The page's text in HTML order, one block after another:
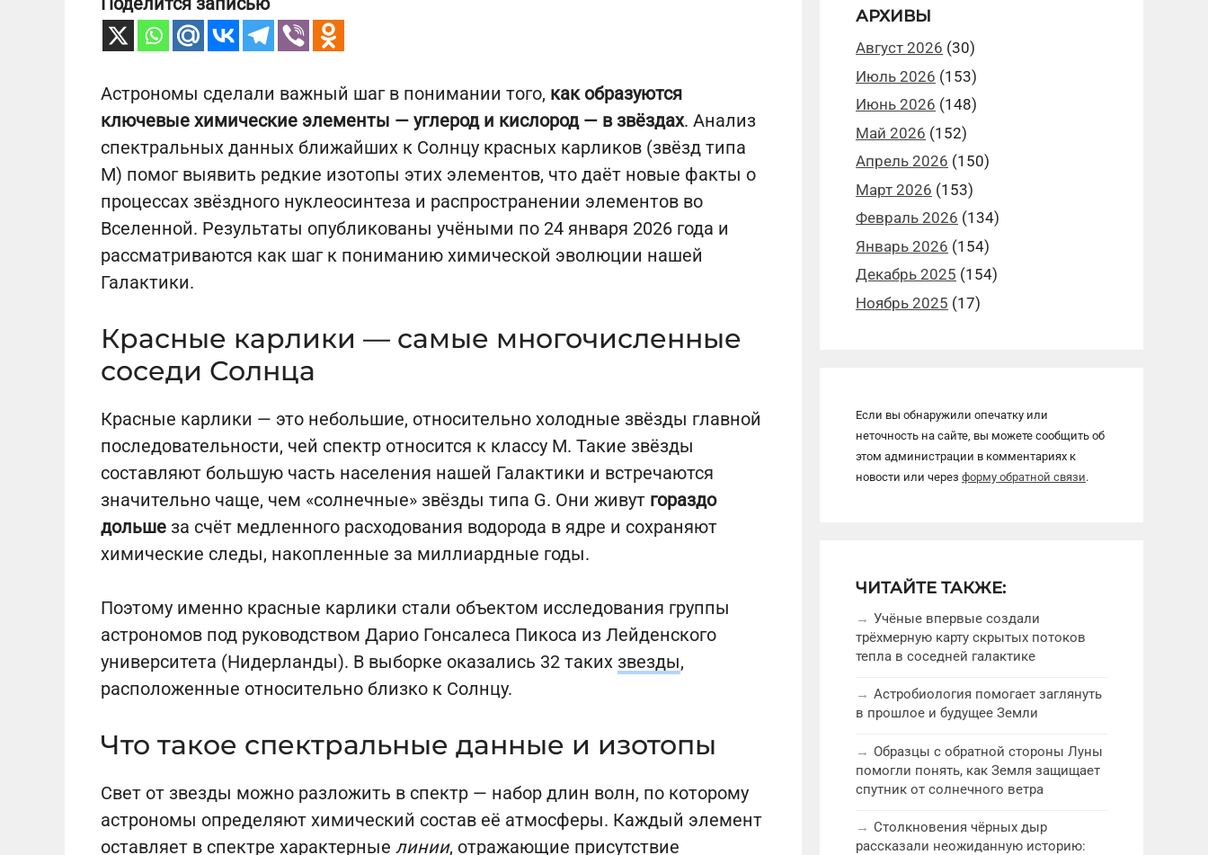
Астрономы сделали важный шаг в понимании того, как образуются
ключевые химические элементы — углерод и кислород — в звёздах. Анализ
спектральных данных ближайших к Солнцу красных карликов (звёзд типа
M) помог выявить редкие изотопы этих элементов, что даёт новые факты о
процессах звёздного нуклеосинтеза и распространении элементов во
Вселенной. Результаты опубликованы учёными по 24 января 2026 года и
рассматриваются как шаг к пониманию химической эволюции нашей
Галактики.
Красные карлики — самые многочисленные
соседи Солнца
Красные карлики — это небольшие, относительно холодные звёзды главной
последовательности, чей спектр относится к классу M. Такие звёзды
составляют большую часть населения нашей Галактики и встречаются
значительно чаще, чем «солнечные» звёзды типа G. Они живут гораздо
дольше за счёт медленного расходования водорода в ядре и сохраняют
химические следы, накопленные за миллиардные годы.
Поэтому именно красные карлики стали объектом исследования группы
астрономов под руководством Дарио Гонсалеса Пикоса из Лейденского
университета (Нидерланды). В выборке оказались 32 таких звезды,
расположенные относительно близко к Солнцу.
Что такое спектральные данные и изотопы
Свет от звезды можно разложить в спектр — набор длин волн, по которому
астрономы определяют химический состав её атмосферы. Каждый элемент
оставляет в спектре характерные линии, отражающие присутствие
АРХИВЫ
Август 2026 (30)
Июль 2026 (153)
Июнь 2026 (148)
Май 2026 (152)
Апрель 2026 (150)
Март 2026 (153)
Февраль 2026 (134)
Январь 2026 (154)
Декабрь 2025 (154)
Ноябрь 2025 (17)
Если вы обнаружили опечатку или
неточность на сайте, вы можете сообщить об
этом администрации в комментариях к
новости или через форму обратной связи.
ЧИТАЙТЕ ТАКЖЕ:
Учёные впервые создали
трёхмерную карту скрытых потоков
тепла в соседней галактике
Астробиология помогает заглянуть
в прошлое и будущее Земли
Образцы с обратной стороны Луны
помогли понять, как Земля защищает
спутник от солнечного ветра
Столкновения чёрных дыр
рассказали неожиданную историю: